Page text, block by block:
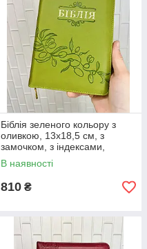
Біблія зеленого кольору з
оливкою, 13х18,5 см, з
замочком, з індексами,
золотий зріз
В наявності
810 ₴